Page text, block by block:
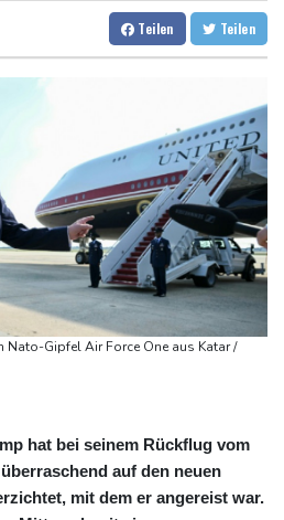
Wien
30 °C
in British Columbia ausgerufen -
Drohensicherheit in Deutschland
in Streit um Straße von Hormus
Staatschef De la Espriella von
macht gesamte Vorbereitung mit
Evakuierung und höchste
Teilen Teilen
Gipfel Air Force One aus Katar /
hat bei seinem Rückflug vom
auf den neuen
mit dem er angereist war.